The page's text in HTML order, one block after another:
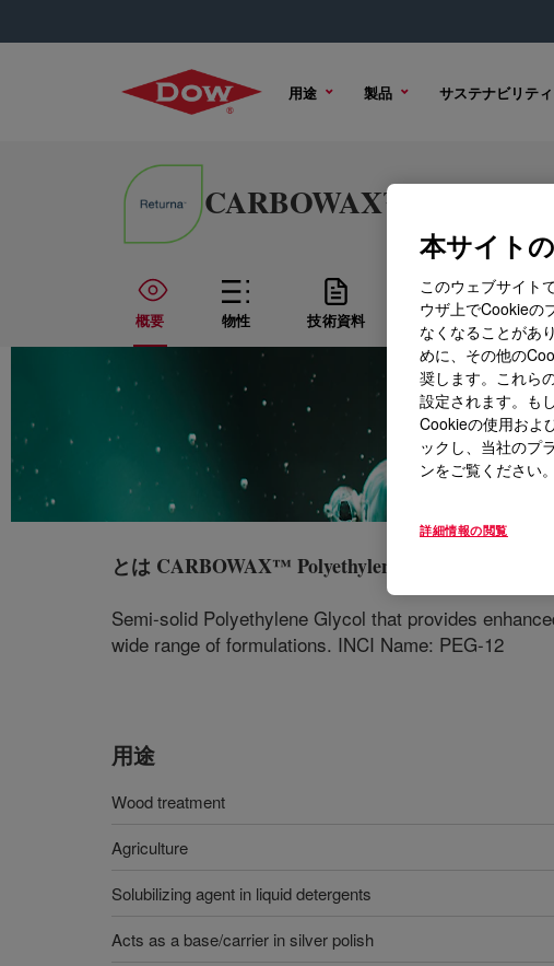
用途 製品 サステナビリティ
CARBOWAX™
概要 物性 技術資料 サンプル オプション
とは CARBOWAX™ Polyethylene Glycol 600
Semi-solid Polyethylene Glycol that provides
wide range of formulations. INCI Name: PEG-12
用途
Wood treatment
Agriculture
Solubilizing agent in liquid detergents
Acts as a base/carrier in silver polish
本サイト
このウェブサイト
ウザ上でCookieの
なくなることがあ
めに、その他の
奨します。これら
設定されます。も
Cookieの使用およ
ックし、当社のプ
ンをご覧ください。
詳細情報の閲覧